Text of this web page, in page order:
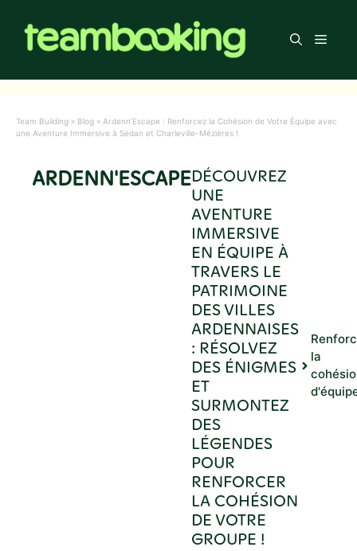
contenu
Menu
Team Building » Blog » Ardenn’Escape : Renforcez la Cohésion de Votre Équipe avec
une Aventure Immersive à Sedan et Charleville-Mézières !
ARDENN'ESCAPEDÉCOUVREZ
UNE
AVENTURE
IMMERSIVE
EN ÉQUIPE À
TRAVERS LE
PATRIMOINE
DES VILLES
ARDENNAISES
: RÉSOLVEZ
DES ÉNIGMES
ET
SURMONTEZ
DES
LÉGENDES
POUR
RENFORCER
LA COHÉSION
DE VOTRE
GROUPE !
la